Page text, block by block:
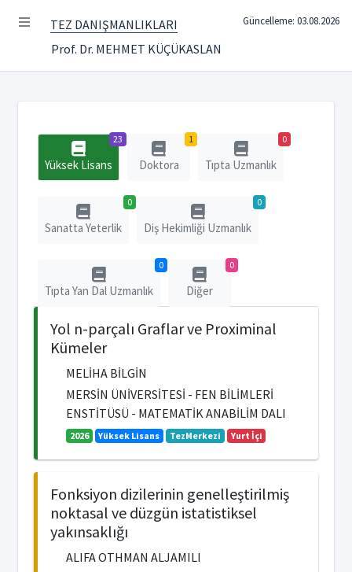
TEZ DANIŞMANLIKLARI
Prof. Dr. MEHMET KÜÇÜKASLAN
Güncelleme: 03.08.2026
23
Yüksek Lisans
1
Doktora
0
Tıpta Uzmanlık
0
Sanatta Yeterlik
0
Diş Hekimliği Uzmanlık
0
Tıpta Yan Dal Uzmanlık
0
Diğer
Yol n-parçalı Graflar ve Proximinal
Kümeler
MELİHA BİLGİN
MERSİN ÜNİVERSİTESİ - FEN BİLİMLERİ
ENSTİTÜSÜ - MATEMATİK ANABİLİM DALI
2026 Yüksek Lisans TezMerkezi Yurt İçi
Fonksiyon dizilerinin genelleştirilmiş
noktasal ve düzgün istatistiksel
yakınsaklığı
ALIFA OTHMAN ALJAMILI